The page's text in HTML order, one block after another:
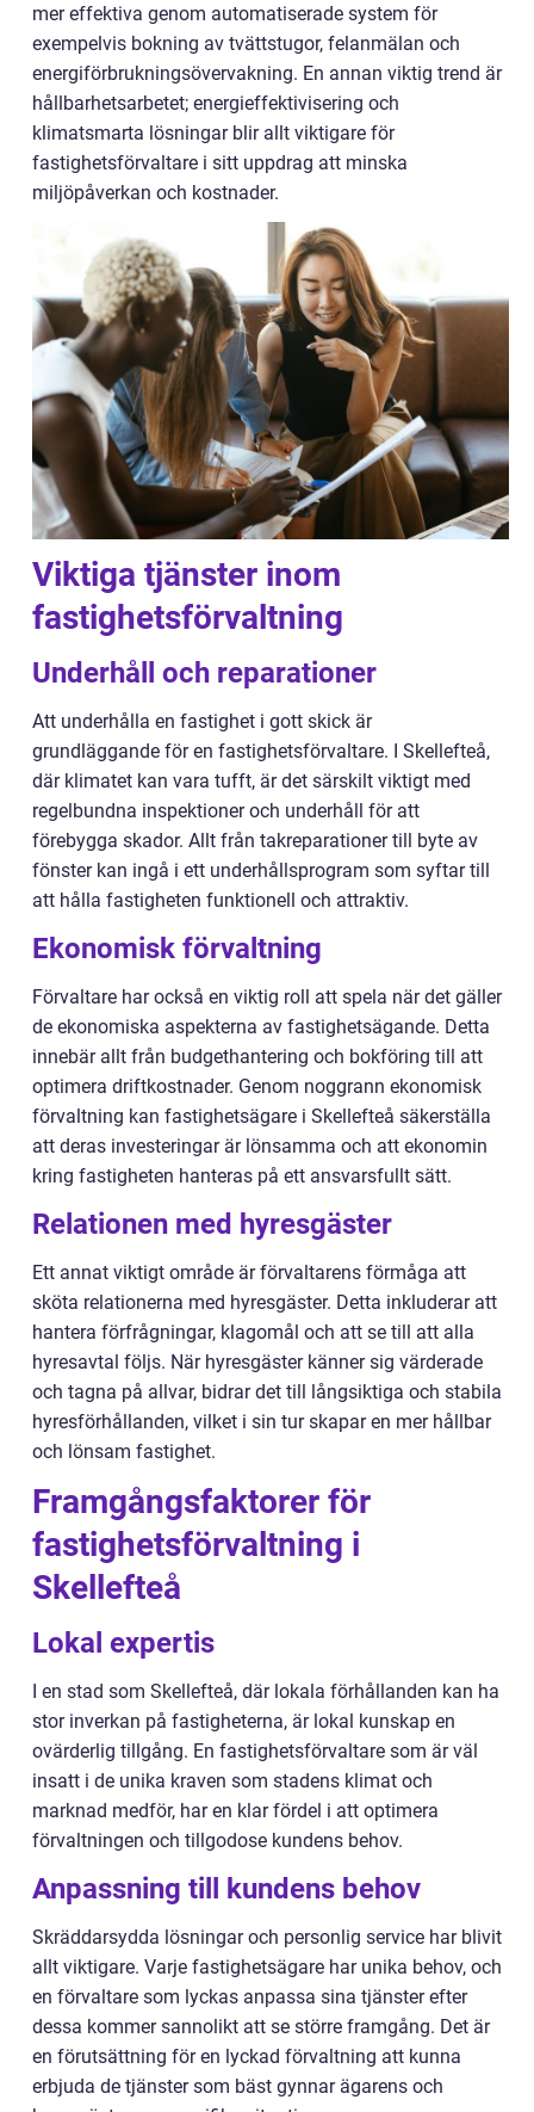
mer effektiva genom automatiserade system för
exempelvis bokning av tvättstugor, felanmälan och
energiförbrukningsövervakning. En annan viktig trend är
hållbarhetsarbetet; energieffektivisering och
klimatsmarta lösningar blir allt viktigare för
fastighetsförvaltare i sitt uppdrag att minska
miljöpåverkan och kostnader.
Viktiga tjänster inom
fastighetsförvaltning
Underhåll och reparationer
Att underhålla en fastighet i gott skick är
grundläggande för en fastighetsförvaltare. I Skellefteå,
där klimatet kan vara tufft, är det särskilt viktigt med
regelbundna inspektioner och underhåll för att
förebygga skador. Allt från takreparationer till byte av
fönster kan ingå i ett underhållsprogram som syftar till
att hålla fastigheten funktionell och attraktiv.
Ekonomisk förvaltning
Förvaltare har också en viktig roll att spela när det gäller
de ekonomiska aspekterna av fastighetsägande. Detta
innebär allt från budgethantering och bokföring till att
optimera driftkostnader. Genom noggrann ekonomisk
förvaltning kan fastighetsägare i Skellefteå säkerställa
att deras investeringar är lönsamma och att ekonomin
kring fastigheten hanteras på ett ansvarsfullt sätt.
Relationen med hyresgäster
Ett annat viktigt område är förvaltarens förmåga att
sköta relationerna med hyresgäster. Detta inkluderar att
hantera förfrågningar, klagomål och att se till att alla
hyresavtal följs. När hyresgäster känner sig värderade
och tagna på allvar, bidrar det till långsiktiga och stabila
hyresförhållanden, vilket i sin tur skapar en mer hållbar
och lönsam fastighet.
Framgångsfaktorer för
fastighetsförvaltning i
Skellefteå
Lokal expertis
I en stad som Skellefteå, där lokala förhållanden kan ha
stor inverkan på fastigheterna, är lokal kunskap en
ovärderlig tillgång. En fastighetsförvaltare som är väl
insatt i de unika kraven som stadens klimat och
marknad medför, har en klar fördel i att optimera
förvaltningen och tillgodose kundens behov.
Anpassning till kundens behov
Skräddarsydda lösningar och personlig service har blivit
allt viktigare. Varje fastighetsägare har unika behov, och
en förvaltare som lyckas anpassa sina tjänster efter
dessa kommer sannolikt att se större framgång. Det är
en förutsättning för en lyckad förvaltning att kunna
erbjuda de tjänster som bäst gynnar ägarens och